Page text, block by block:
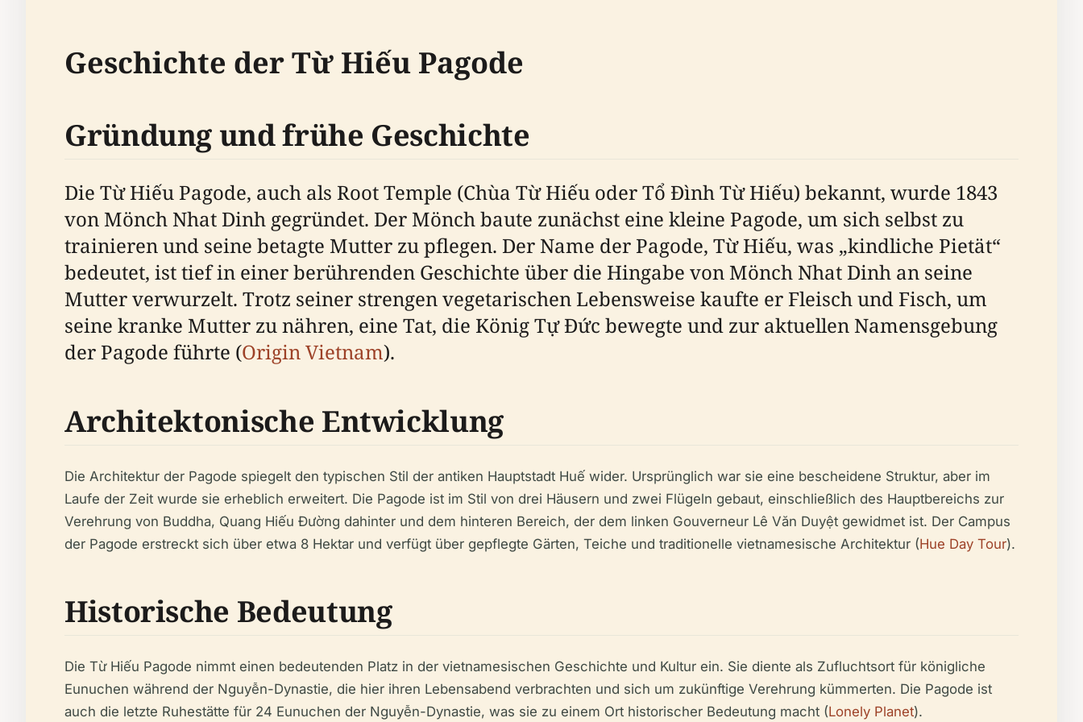
Geschichte der Từ Hiếu Pagode
Gründung und frühe Geschichte
Die Từ Hiếu Pagode, auch als Root Temple (Chùa Từ Hiếu oder Tổ Đình Từ Hiếu) bekannt, wurde 1843
von Mönch Nhat Dinh gegründet. Der Mönch baute zunächst eine kleine Pagode, um sich selbst zu
trainieren und seine betagte Mutter zu pflegen. Der Name der Pagode, Từ Hiếu, was „kindliche Pietät“
bedeutet, ist tief in einer berührenden Geschichte über die Hingabe von Mönch Nhat Dinh an seine
Mutter verwurzelt. Trotz seiner strengen vegetarischen Lebensweise kaufte er Fleisch und Fisch, um
seine kranke Mutter zu nähren, eine Tat, die König Tự Đức bewegte und zur aktuellen Namensgebung
der Pagode führte (Origin Vietnam).
Architektonische Entwicklung
Die Architektur der Pagode spiegelt den typischen Stil der antiken Hauptstadt Huế wider. Ursprünglich war sie eine bescheidene Struktur, aber im
Laufe der Zeit wurde sie erheblich erweitert. Die Pagode ist im Stil von drei Häusern und zwei Flügeln gebaut, einschließlich des Hauptbereichs zur
Verehrung von Buddha, Quang Hiếu Đường dahinter und dem hinteren Bereich, der dem linken Gouverneur Lê Văn Duyệt gewidmet ist. Der Campus
der Pagode erstreckt sich über etwa 8 Hektar und verfügt über gepflegte Gärten, Teiche und traditionelle vietnamesische Architektur (Hue Day Tour).
Historische Bedeutung
Die Từ Hiếu Pagode nimmt einen bedeutenden Platz in der vietnamesischen Geschichte und Kultur ein. Sie diente als Zufluchtsort für königliche
Eunuchen während der Nguyễn-Dynastie, die hier ihren Lebensabend verbrachten und sich um zukünftige Verehrung kümmerten. Die Pagode ist
auch die letzte Ruhestätte für 24 Eunuchen der Nguyễn-Dynastie, was sie zu einem Ort historischer Bedeutung macht (Lonely Planet).